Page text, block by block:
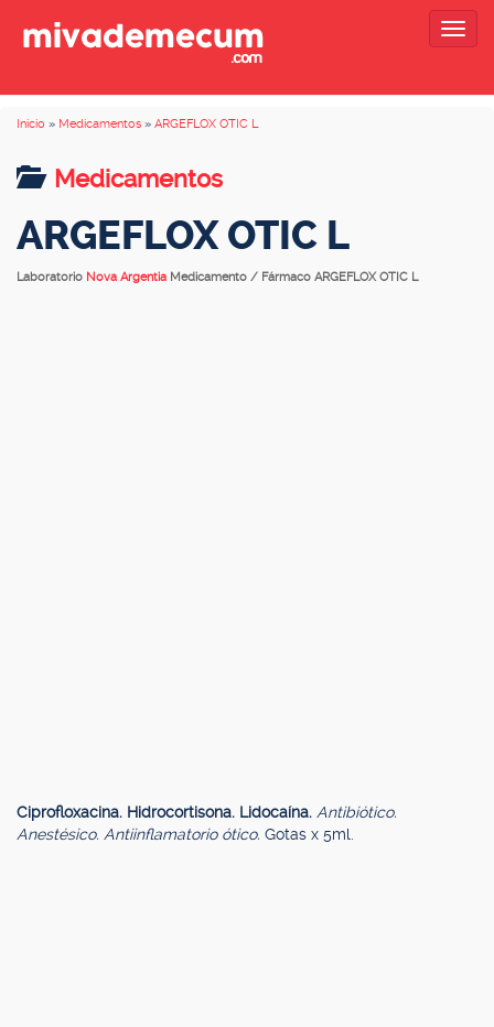
Inicio » Medicamentos » ARGEFLOX OTIC L
Medicamentos
ARGEFLOX OTIC L
Laboratorio Nova Argentia Medicamento / Fármaco ARGEFLOX OTIC L
Ciprofloxacina. Hidrocortisona. Lidocaína. Antibiótico.
Anestésico. Antiinflamatorio ótico. Gotas x 5ml.